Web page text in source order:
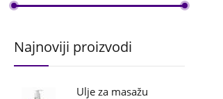
Najnoviji proizvodi
Ulje za masažu